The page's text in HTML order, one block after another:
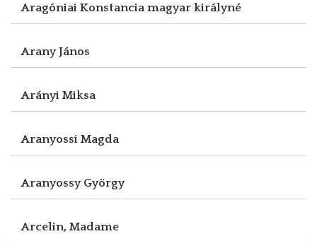
Aragóniai Konstancia magyar királyné
Arany János
Arányi Miksa
Aranyossi Magda
Aranyossy György
Arcelin, Madame